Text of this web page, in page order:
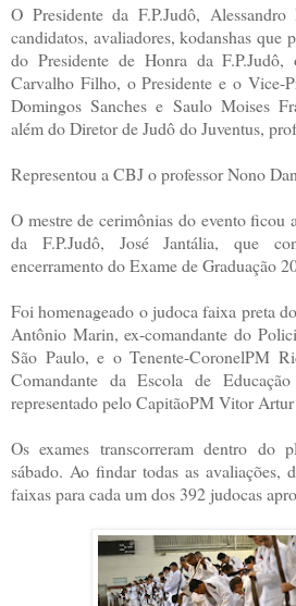
O Presidente da F.P.Judô,
candidatos, avaliadores, kodanshas que
do Presidente de Honra da F.P.Judô,
Carvalho Filho, o Presidente e o Vice-
Domingos Sanches e Saulo Moises
além do Diretor de Judô do Juventus,
Representou a CBJ o professor Nono
O mestre de cerimônias do evento ficou
da F.P.Judô, José Jantália, que
encerramento do Exame de Graduação
Foi homenageado o judoca faixa preta
Antônio Marin, ex-comandante do
São Paulo, e o Tenente-CoronelPM
Comandante da Escola de
representado pelo CapitãoPM Vitor
Os exames transcorreram dentro do
sábado. Ao findar todas as avaliações,
faixas para cada um dos 392 judocas